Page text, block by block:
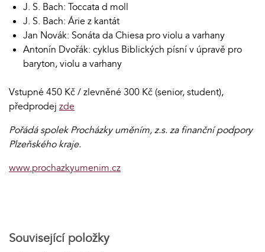
J. S. Bach: Toccata d moll
J. S. Bach: Árie z kantát
Jan Novák: Sonáta da Chiesa pro violu a varhany
Antonín Dvořák: cyklus Biblických písní v úpravě pro
baryton, violu a varhany
Vstupné 450 Kč / zlevněné 300 Kč (senior, student),
předprodej zde
Pořádá spolek Procházky uměním, z.s. za finanční podpory
Plzeňského kraje.
www.prochazkyumenim.cz
Související položky